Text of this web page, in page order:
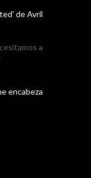
de Avril
a
encabeza